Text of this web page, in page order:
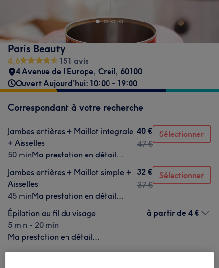
Paris Beauty
4,6
151 avis
4 Avenue de l'Europe, Creil, 60100
Ouvert Aujourd'hui: 10:00 - 19:00
Correspondant à votre recherche
Jambes entières + Maillot integrale
+ Aisselles
50 minMa prestation en détail...
40 €
47 €
Sélectionner
Jambes entières + Maillot simple +
Aisselles
45 minMa prestation en détail...
32 €
37 €
Sélectionner
Épilation au fil du visage
5 min - 20 min
Ma prestation en détail...
à partir de 4 €